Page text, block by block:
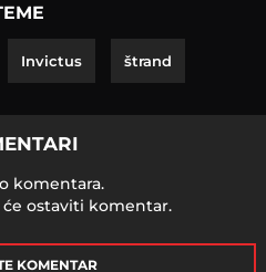
Invictus štrand
komentara.
ostaviti komentar.
KOMENTAR